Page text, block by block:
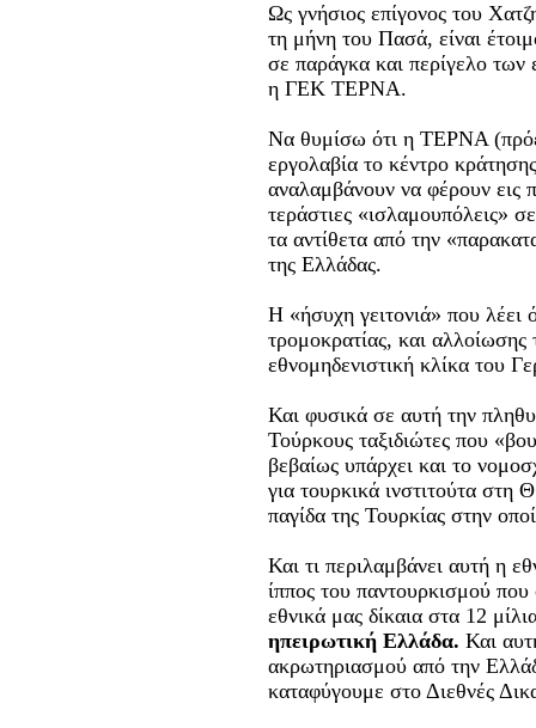
Ως γνήσιος επίγονος του
τη μήνη του Πασά, είναι
σε παράγκα και περίγελο των
η ΓΕΚ ΤΕΡΝΑ.
Να θυμίσω ότι η ΤΕΡΝΑ
εργολαβία το κέντρο
αναλαμβάνουν να φέρουν εις
τεράστιες
τα αντίθετα από την
της Ελλάδας.
Η «ήσυχη γειτονιά» που λέει
τρομοκρατίας, και
εθνομηδενιστική κλίκα του
Και φυσικά σε αυτή την
Τούρκους ταξιδιώτες που
βεβαίως υπάρχει και το
για τουρκικά ινστιτούτα στη
παγίδα της Τουρκίας στην
Και τι περιλαμβάνει αυτή η
ίππος του παντουρκισμού
εθνικά μας δίκαια στα 12
ηπειρωτική Ελλάδα. Και
ακρωτηριασμού από την
καταφύγουμε στο Διεθνές